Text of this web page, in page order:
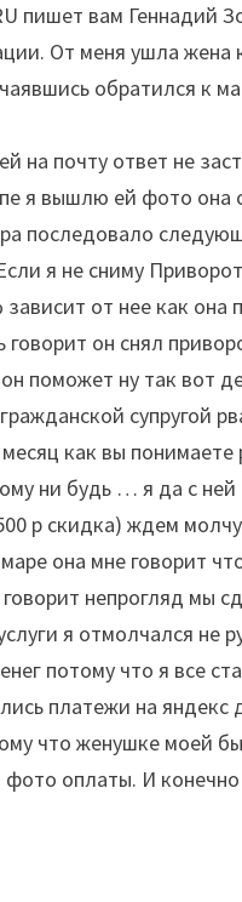
пишет вам Геннадий
От меня ушла
обратился к
на почту ответ не
я вышлю ей фото она
последовало
я не сниму
от нее как
он снял
поможет ну так вот
супругой
как вы понимаете
ни будь … я да с
р скидка) ждем
она мне говорит
непрогляд мы
я отмолчался не
потому что я все
платежи на яндекс
что женушке моей
оплаты. И